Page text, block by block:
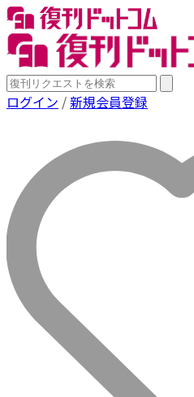
ログイン /新規会員登録